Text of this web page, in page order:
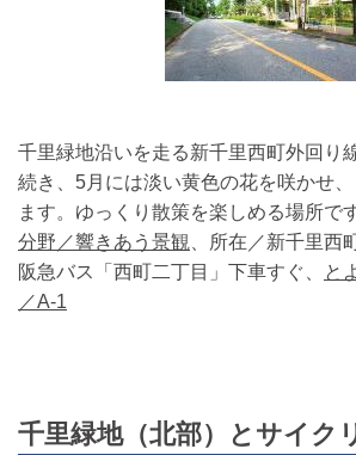
千里緑地沿いを走る新千里西町外回り
続き、5月には淡い黄色の花を咲かせ
ます。ゆっくり散策を楽しめる場所です
分野／響きあう景観 、所在／新千里西
阪急バス「西町二丁目」下車すぐ、
と
／A-1
千里緑地（北部）とサイク